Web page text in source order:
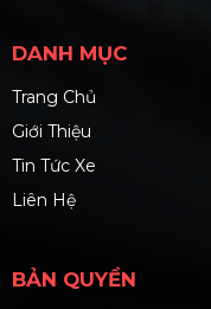
DANH MỤC
Trang Chủ
Giới Thiệu
Tin Tức Xe
Liên Hệ
BẢN QUYỀN